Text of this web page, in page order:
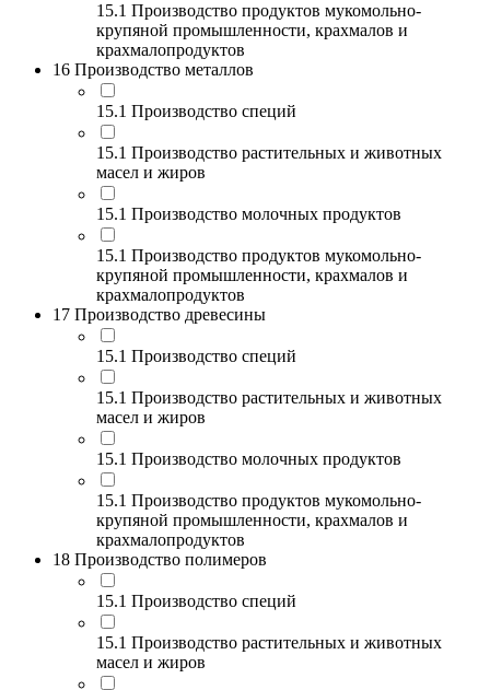
15.1 Производство продуктов мукомольно-
крупяной промышленности, крахмалов и
крахмалопродуктов
16 Производство металлов
15.1 Производство специй
15.1 Производство растительных и животных
масел и жиров
15.1 Производство молочных продуктов
15.1 Производство продуктов мукомольно-
крупяной промышленности, крахмалов и
крахмалопродуктов
17 Производство древесины
15.1 Производство специй
15.1 Производство растительных и животных
масел и жиров
15.1 Производство молочных продуктов
15.1 Производство продуктов мукомольно-
крупяной промышленности, крахмалов и
крахмалопродуктов
18 Производство полимеров
15.1 Производство специй
15.1 Производство растительных и животных
масел и жиров